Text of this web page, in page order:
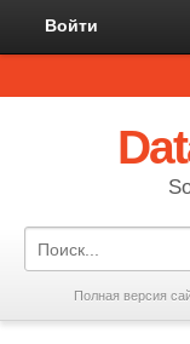
Войти
Полная версия